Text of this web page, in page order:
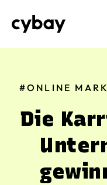
#ONLINE
Die